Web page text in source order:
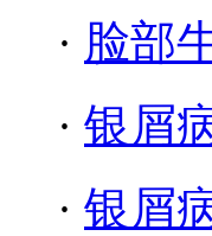
· 脸部
· 银屑
· 银屑